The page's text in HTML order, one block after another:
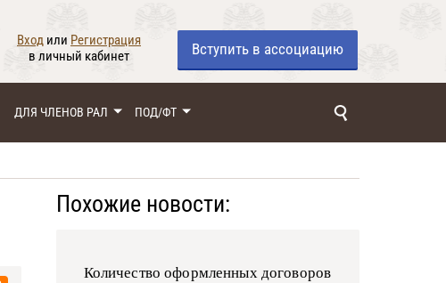
Вход или Регистрация
в личный кабинет
Вступить в ассоциацию
ДЛЯ ЧЛЕНОВ РАЛ ПОД/ФТ
Похожие новости:
Количество оформленных договоров